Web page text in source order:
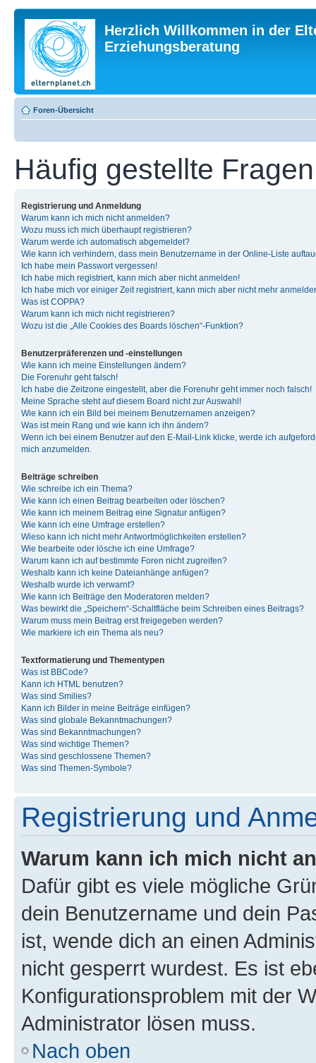
Herzlich Willkommen in der
Erziehungsberatung
Foren-Übersicht
Häufig gestellte Fragen
Registrierung und Anmeldung
Warum kann ich mich nicht anmelden?
Wozu muss ich mich überhaupt registrieren?
Warum werde ich automatisch abgemeldet?
Wie kann ich verhindern, dass mein Benutzername in der Online-Liste
Ich habe mein Passwort vergessen!
Ich habe mich registriert, kann mich aber nicht anmelden!
Ich habe mich vor einiger Zeit registriert, kann mich aber nicht mehr
Was ist COPPA?
Warum kann ich mich nicht registrieren?
Wozu ist die „Alle Cookies des Boards löschen“-Funktion?
Benutzerpräferenzen und -einstellungen
Wie kann ich meine Einstellungen ändern?
Die Forenuhr geht falsch!
Ich habe die Zeitzone eingestellt, aber die Forenuhr geht immer noch falsch!
Meine Sprache steht auf diesem Board nicht zur Auswahl!
Wie kann ich ein Bild bei meinem Benutzernamen anzeigen?
Was ist mein Rang und wie kann ich ihn ändern?
Wenn ich bei einem Benutzer auf den E-Mail-Link klicke, werde ich
mich anzumelden.
Beiträge schreiben
Wie schreibe ich ein Thema?
Wie kann ich einen Beitrag bearbeiten oder löschen?
Wie kann ich meinem Beitrag eine Signatur anfügen?
Wie kann ich eine Umfrage erstellen?
Wieso kann ich nicht mehr Antwortmöglichkeiten erstellen?
Wie bearbeite oder lösche ich eine Umfrage?
Warum kann ich auf bestimmte Foren nicht zugreifen?
Weshalb kann ich keine Dateianhänge anfügen?
Weshalb wurde ich verwarnt?
Wie kann ich Beiträge den Moderatoren melden?
Was bewirkt die „Speichern“-Schaltfläche beim Schreiben eines Beitrags?
Warum muss mein Beitrag erst freigegeben werden?
Wie markiere ich ein Thema als neu?
Textformatierung und Thementypen
Was ist BBCode?
Kann ich HTML benutzen?
Was sind Smilies?
Kann ich Bilder in meine Beiträge einfügen?
Was sind globale Bekanntmachungen?
Was sind Bekanntmachungen?
Was sind wichtige Themen?
Was sind geschlossene Themen?
Was sind Themen-Symbole?
Registrierung und
Warum kann ich mich nicht
Dafür gibt es viele mögliche
dein Benutzername und dein
ist, wende dich an einen
nicht gesperrt wurdest. Es ist
Konfigurationsproblem mit der
Administrator lösen muss.
Nach oben